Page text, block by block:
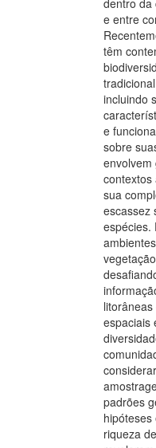
dentro da
e entre
têm
incluindo
e
sobre
envolvem
contextos
sua
escassez
espécies.
espaciais
padrões
riqueza